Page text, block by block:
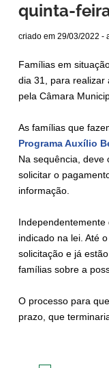
quinta-
criado em 29/03/2022 -
Famílias em
dia 31, para realizar
pela Câmara
As famílias que
Programa Auxílio
Na sequência, deve
solicitar o
informação.
indicado na lei. Até
solicitação e já
famílias sobre a
O processo para
prazo, que